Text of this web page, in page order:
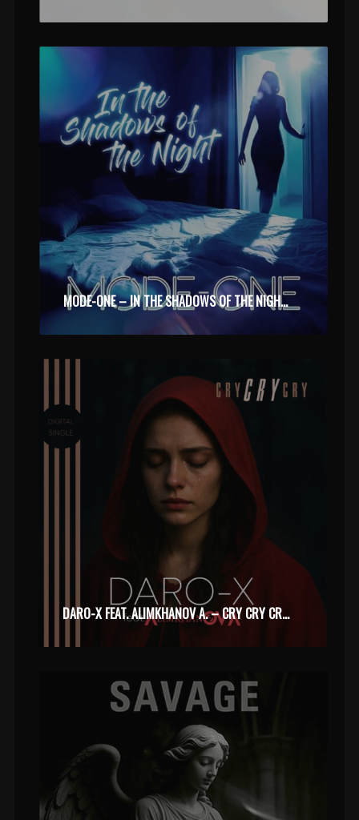
MODE-ONE – IN THE SHADOWS OF THE NIGHT (2025)
DARO-X FEAT. ALIMKHANOV A. – CRY CRY CRY (2025)